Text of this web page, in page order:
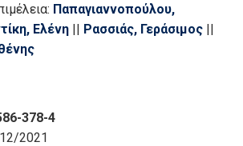
Παπαγιαννοπούλου,
Ελένη || Ρασσιάς, Γεράσιμος ||
378-4
2021